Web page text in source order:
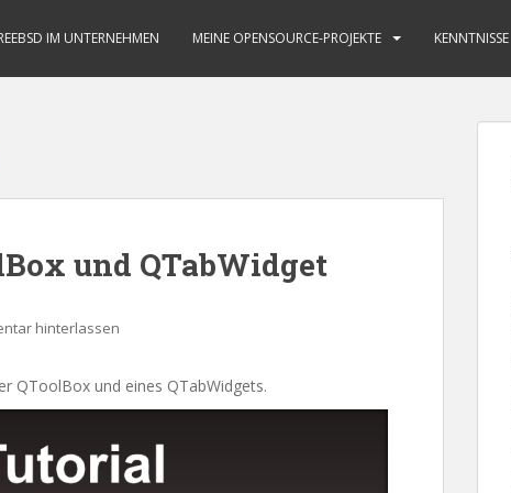
IM UNTERNEHMEN MEINE OPENSOURCE-PROJEKTE KENNTNISSE
und QTabWidget
hinterlassen
QToolBox und eines QTabWidgets.